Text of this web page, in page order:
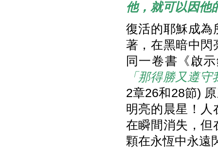
他，就可以因他
復活的耶穌成為
著，在黑暗中閃
同一卷書《啟
「那得勝又遵
2章26和28節)
明亮的晨星！人
在瞬間消失，但
顆在永恆中永遠